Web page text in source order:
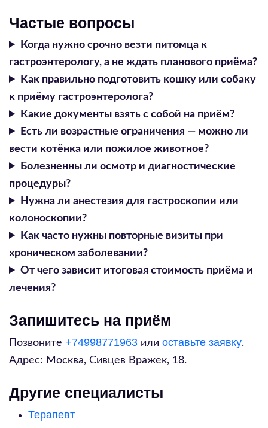
Частые вопросы
Когда нужно срочно везти питомца к
гастроэнтерологу, а не ждать планового приёма?
Как правильно подготовить кошку или собаку
к приёму гастроэнтеролога?
Какие документы взять с собой на приём?
Есть ли возрастные ограничения — можно ли
вести котёнка или пожилое животное?
Болезненны ли осмотр и диагностические
процедуры?
Нужна ли анестезия для гастроскопии или
колоноскопии?
Как часто нужны повторные визиты при
хроническом заболевании?
От чего зависит итоговая стоимость приёма и
лечения?
Запишитесь на приём
Позвоните +74998771963 или оставьте заявку.
Адрес: Москва, Сивцев Вражек, 18.
Другие специалисты
Терапевт